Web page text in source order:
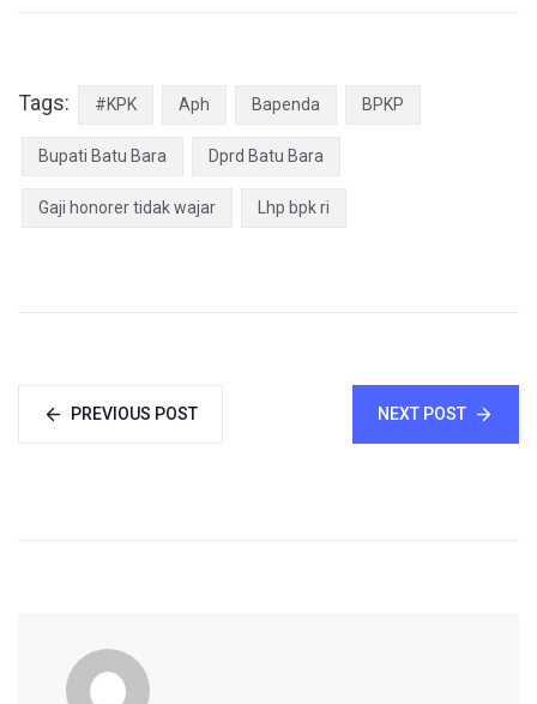
Tags: #KPK Aph Bapenda BPKP
Bupati Batu Bara Dprd Batu Bara
Gaji honorer tidak wajar Lhp bpk ri
PREVIOUS POST NEXT POST